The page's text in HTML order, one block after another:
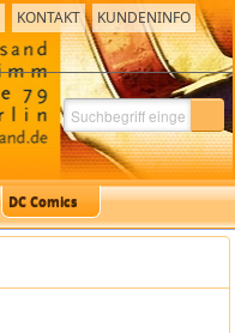
KONTAKT
KUNDENINFO
DC Comics